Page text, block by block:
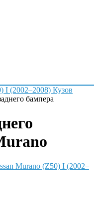
I (2002–2008) Кузов
бампера